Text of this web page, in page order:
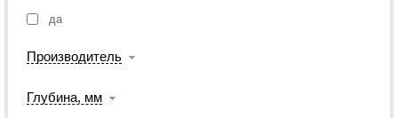
да
Производитель
Глубина, мм